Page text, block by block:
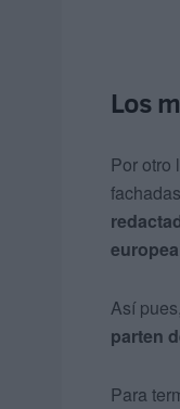
Los
Por otro
Así
parten
Para